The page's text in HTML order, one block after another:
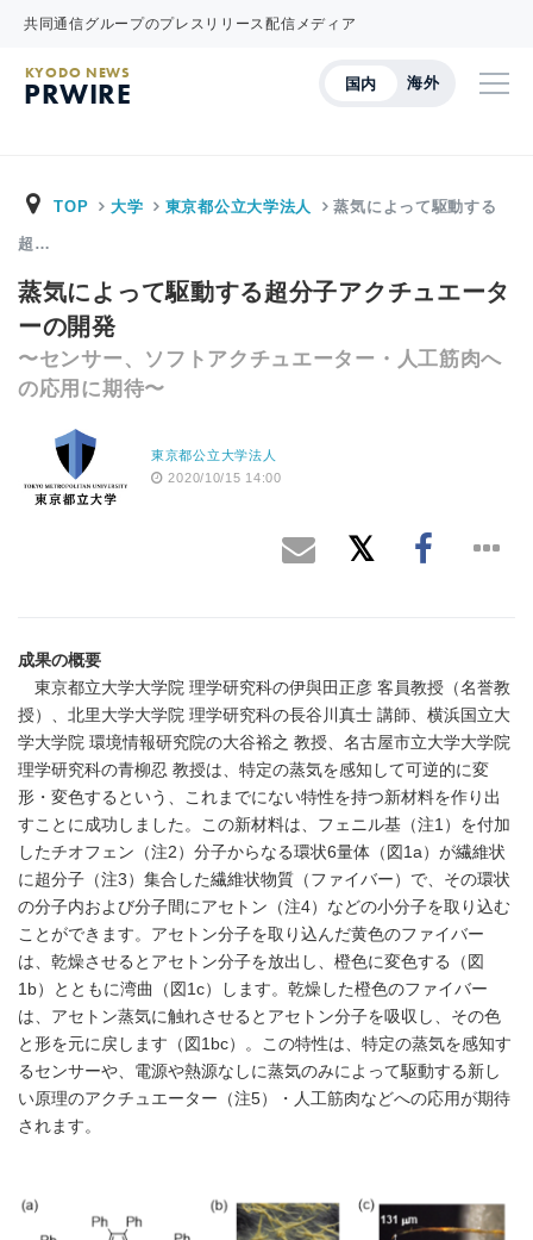
共同通信グループのプレスリリース配信メディア
国内 海外
KYODO NEWS
PRWIRE
TOP 大学 東京都公立大学法人 蒸気によって駆動する
超…
蒸気によって駆動する超分子アクチュエータ
ーの開発
〜センサー、ソフトアクチュエーター・人工筋肉へ
の応用に期待〜
東京都公立大学法人
2020/10/15 14:00
成果の概要
東京都立大学大学院 理学研究科の伊與田正彦 客員教授（名誉教
授）、北里大学大学院 理学研究科の長谷川真士 講師、横浜国立大
学大学院 環境情報研究院の大谷裕之 教授、名古屋市立大学大学院
理学研究科の青柳忍 教授は、特定の蒸気を感知して可逆的に変
形・変色するという、これまでにない特性を持つ新材料を作り出
すことに成功しました。この新材料は、フェニル基（注1）を付加
したチオフェン（注2）分子からなる環状6量体（図1a）が繊維状
に超分子（注3）集合した繊維状物質（ファイバー）で、その環状
の分子内および分子間にアセトン（注4）などの小分子を取り込む
ことができます。アセトン分子を取り込んだ黄色のファイバー
は、乾燥させるとアセトン分子を放出し、橙色に変色する（図
1b）とともに湾曲（図1c）します。乾燥した橙色のファイバー
は、アセトン蒸気に触れさせるとアセトン分子を吸収し、その色
と形を元に戻します（図1bc）。この特性は、特定の蒸気を感知す
るセンサーや、電源や熱源なしに蒸気のみによって駆動する新し
い原理のアクチュエーター（注5）・人工筋肉などへの応用が期待
されます。